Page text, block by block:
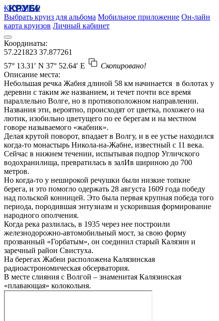
КРУБИСС
Выбрать круиз для альбома Мобильное приложение Он-лайн
карта круизов Личный кабинет
Координаты:
57.221823 37.877261
57° 13.31′ N 37° 52.64′ E
Скопировано!
Описание места:
Небольшая речка Жабня длиной 58 км начинается в болотах у
деревни с таким же названием, и течет почти все время
параллельно Волге, но в противоположном направлении.
Названия эти, вероятно, происходят от цветка, похожего на
лютик, изобильно цветущего по ее берегам и на местном
говоре называемого «жабник».
Делая крутой поворот, впадает в Волгу, и в ее устье находился
когда-то монастырь Никола-на-Жабне, известный с 11 века.
Сейчас в нижнем течении, испытывая подпор Угличского
водохранилища, превратилась в залИв шириною до 700
метров.
Но когда-то у неширокой речушки были низкие топкие
берега, и это помогло одержать 28 августа 1609 года победу
над польской конницей. Это была первая крупная победа того
периода, породившая энтузиазм и ускорившая формирование
народного ополчения.
Когда река разлилась, в 1935 через нее построили
железнодорожно-автомобильный мост, за свою форму
прозванный «Горбатым», он соединил старый Калязин и
заречный район Свистуха.
На берегах Жабни расположена Калязинская
радиоастрономическая обсерватория.
В месте слияния с Волгой – знаменитая Калязинская
«плавающая» колокольня.